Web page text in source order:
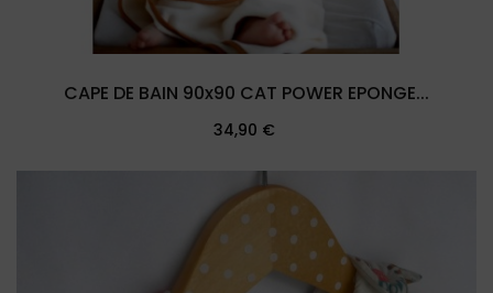
CAPE DE BAIN 90x90 CAT POWER EPONGE...
Prix
34,90 €